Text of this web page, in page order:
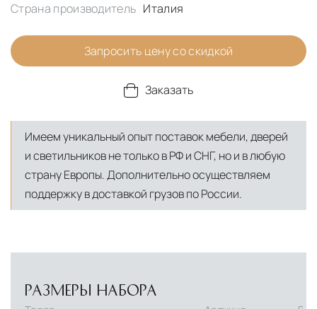
Страна производитель Италия
Запросить цену со скидкой
Заказать
Имеем уникальный опыт поставок мебели, дверей
и светильников не только в РФ и СНГ, но и в любую
страну Европы. Дополнительно осуществляем
поддержку в доставкой грузов по России.
РАЗМЕРЫ НАБОРА